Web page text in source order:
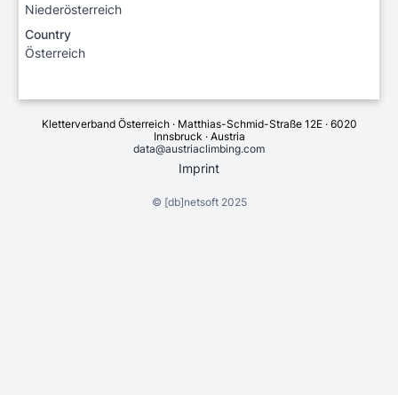
Niederösterreich
Country
Österreich
Kletterverband Österreich · Matthias-Schmid-Straße 12E · 6020
Innsbruck · Austria
data@austriaclimbing.com
Imprint
© [db]netsoft2025